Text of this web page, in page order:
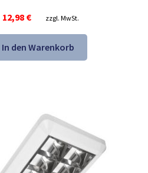
Ursprünglicher
war:
€
12,98 €
Aktueller
Preis
ist:
12,98 €.
zzgl. MwSt.
In den Warenkorb